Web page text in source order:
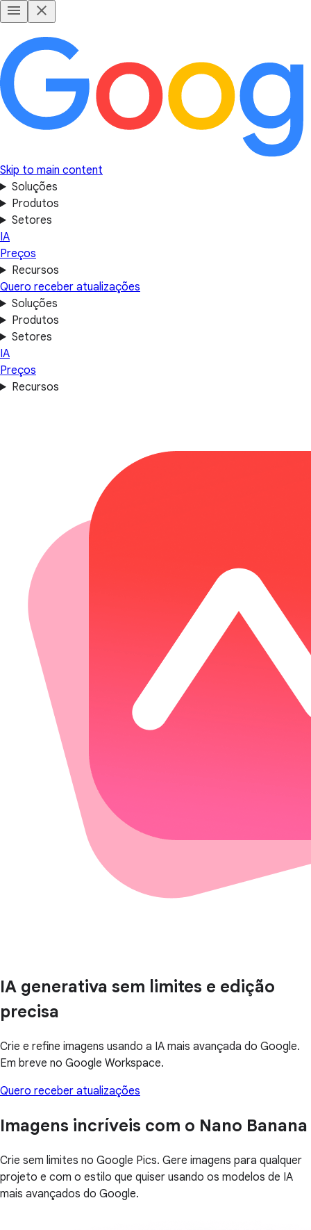
Skip to main content
Soluções
Produtos
Setores
IA
Preços
Recursos
Quero receber atualizações
Soluções
Produtos
Setores
IA
Preços
Recursos
IA generativa sem limites e edição
precisa
Crie e refine imagens usando a IA mais avançada do Google.
Em breve no Google Workspace.
Quero receber atualizações
Imagens incríveis com o Nano Banana
Crie sem limites no Google Pics. Gere imagens para qualquer
projeto e com o estilo que quiser usando os modelos de IA
mais avançados do Google.